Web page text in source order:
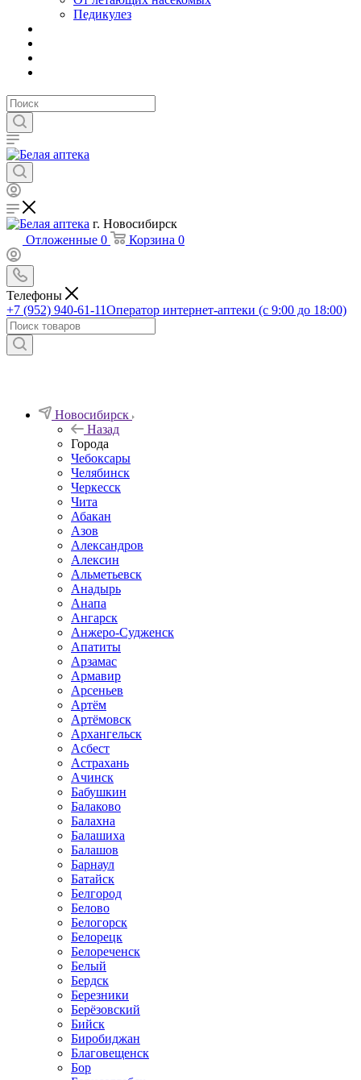
Педикулез
г. Новосибирск
Отложенные 0 Корзина 0
Телефоны
+7 (952) 940-61-11Оператор интернет-аптеки (с 9:00 до 18:00)
Новосибирск
Назад
Города
Чебоксары
Челябинск
Черкесск
Чита
Абакан
Азов
Александров
Алексин
Альметьевск
Анадырь
Анапа
Ангарск
Анжеро-Судженск
Апатиты
Арзамас
Армавир
Арсеньев
Артём
Артёмовск
Архангельск
Асбест
Астрахань
Ачинск
Бабушкин
Балаково
Балахна
Балашиха
Балашов
Барнаул
Батайск
Белгород
Белово
Белогорск
Белорецк
Белореченск
Белый
Бердск
Березники
Берёзовский
Бийск
Биробиджан
Благовещенск
Бор